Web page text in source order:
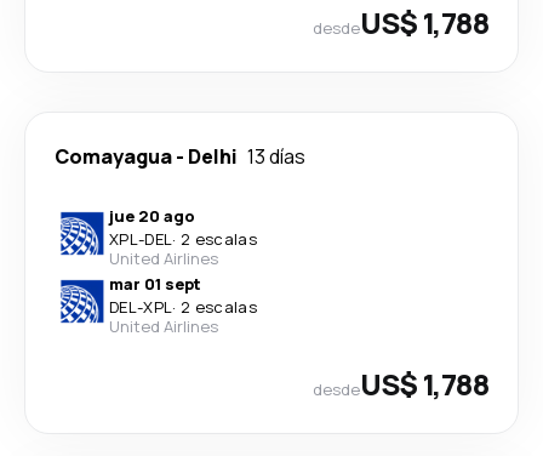
desdeUS$ 1,788
Comayagua- Delhi 13 días
jue 20 ago
XPL-DEL· 2 escalas
United Airlines
mar 01 sept
DEL-XPL· 2 escalas
United Airlines
desdeUS$ 1,788